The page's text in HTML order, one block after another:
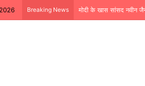
Breaking News मोदी के खास सांसद नवीन जैन